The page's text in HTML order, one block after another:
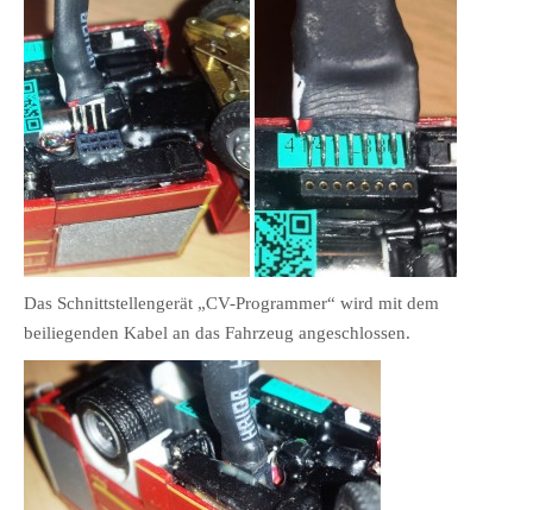
Das Schnittstellengerät „CV-Programmer“ wird mit dem
beiliegenden Kabel an das Fahrzeug angeschlossen.